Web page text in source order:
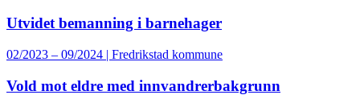
Utvidet bemanning i barnehager
02/2023 – 09/2024 | Fredrikstad kommune
Vold mot eldre med innvandrerbakgrunn